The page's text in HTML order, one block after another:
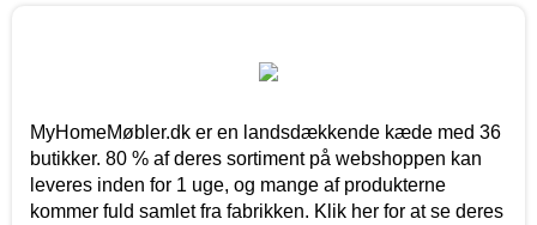
MyHomeMøbler.dk er en landsdækkende kæde med 36
butikker. 80 % af deres sortiment på webshoppen kan
leveres inden for 1 uge, og mange af produkterne
kommer fuld samlet fra fabrikken. Klik her for at se deres